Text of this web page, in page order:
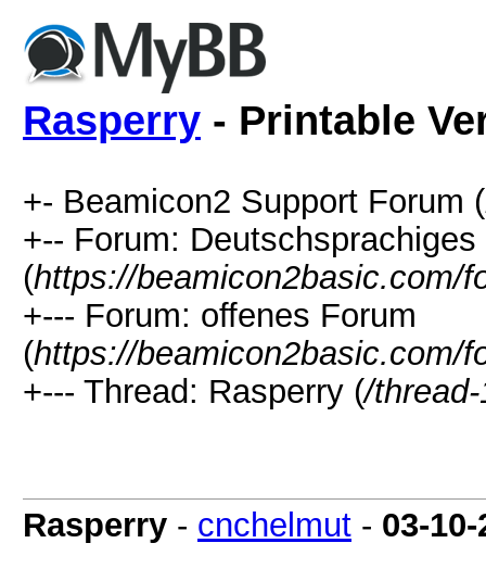
Rasperry - Printable
+- Beamicon2 Support Forum (
+-- Forum:
(https://beamicon2basic.com/
+--- Forum: offenes Forum
(https://beamicon2basic.com/
+--- Thread: Rasperry (/
Rasperry - cnchelmut - 03-